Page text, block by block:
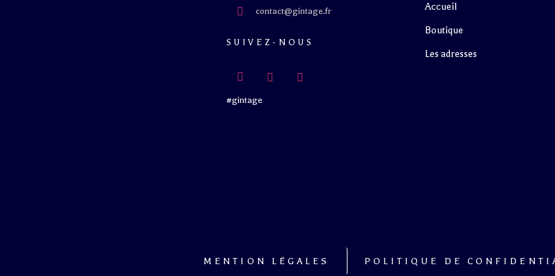
contact@gintage.fr
SUIVEZ-NOUS
#gintage
Accueil
Boutique
Les adresses
MENTION LÉGALES POLITIQUE DE